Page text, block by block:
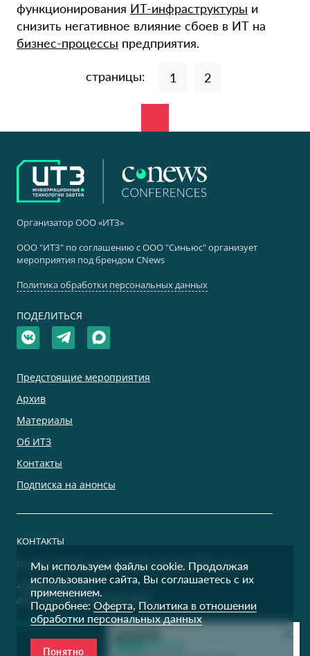
функционирования ИТ-инфраструктуры и
снизить негативное влияние сбоев в ИТ на
бизнес-процессы предприятия.
страницы: 1 2
Организатор ООО «ИТЗ»
ООО "ИТЗ" по соглашению с ООО "Синьюс" организует
мероприятия под брендом CNews
Политика обработки персональных данных
ПОДЕЛИТЬСЯ
Предстоящие мероприятия
Архив
Материалы
Об ИТЗ
Контакты
Подписка на анонсы
КОНТАКТЫ
По дополнительным вопросам просим обращаться:
+7 (495) 500-00-36
доб. 9400, 9401, 9402, 9403, 9404
events@itzconf.ru
Мы используем файлы cookie. Продолжая
использование сайта, Вы соглашаетесь с их
применением.
Подробнее: Оферта, Политика в отношении
обработки персональных данных
Понятно